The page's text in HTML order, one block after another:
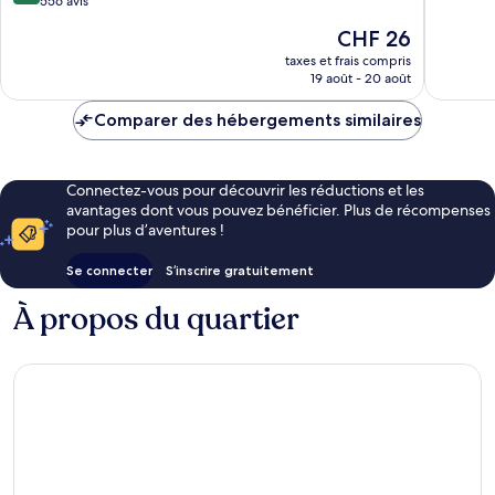
Le
nouveau
prix
de
CHF 26
taxes et frais compris
19 août - 20 août
Comparer des hébergements similaires
Connectez-vous pour découvrir les réductions et les
avantages dont vous pouvez bénéficier. Plus de récompenses
pour plus d’aventures !
Se connecter S’inscrire gratuitement
À propos du quartier